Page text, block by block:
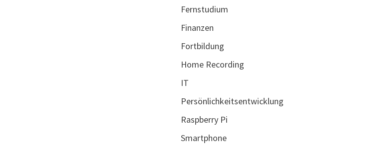
Fernstudium
Finanzen
Fortbildung
Home Recording
IT
Persönlichkeitsentwicklung
Raspberry Pi
Smartphone